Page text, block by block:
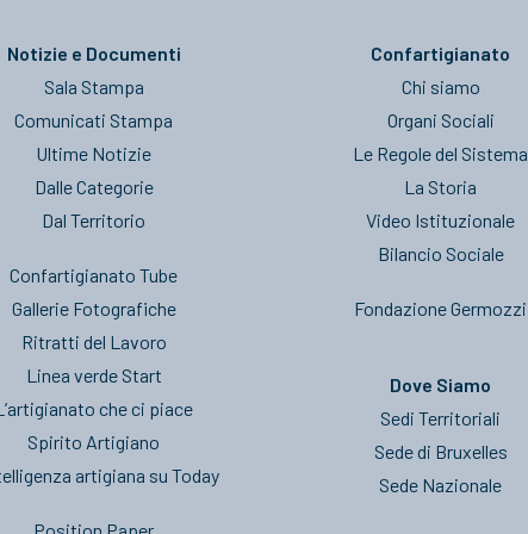
Notizie e Documenti
Sala Stampa
Comunicati Stampa
Ultime Notizie
Dalle Categorie
Dal Territorio
Confartigianato Tube
Gallerie Fotografiche
Ritratti del Lavoro
Linea verde Start
che ci piace
Spirito Artigiano
artigiana su Today
Confartigianato
Chi siamo
Organi Sociali
Le Regole del Sistema
La Storia
Video Istituzionale
Bilancio Sociale
Fondazione Germozzi
Dove Siamo
Sedi Territoriali
Sede di Bruxelles
Sede Nazionale